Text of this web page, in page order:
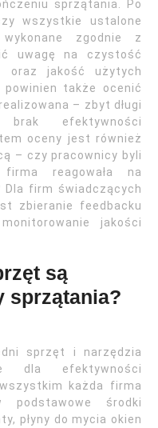
sprzątania. Po
wszystkie ustalone
zgodnie z
uwagę na czystość
oraz jakość użytych
także ocenić
– zbyt długi
efektywności
oceny jest również
– czy pracownicy byli
reagowała na
Dla firm świadczących
zbieranie feedbacku
jakości
są
sprzątania?
sprzęt i narzędzia
dla efektywności
każda firma
środki
płyny do mycia okien